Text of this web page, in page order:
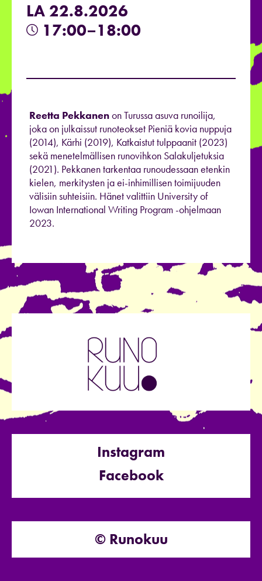
LA 22.8.2026
17:00–18:00
Reetta Pekkanenon Turussa asuva runoilija,
joka on julkaissut runoteokset Pieniä kovia nuppuja
(2014), Kärhi (2019), Katkaistut tulppaanit (2023)
sekä menetelmällisen runovihkon Salakuljetuksia
(2021). Pekkanen tarkentaa runoudessaan etenkin
kielen, merkitysten ja ei-inhimillisen toimijuuden
välisiin suhteisiin. Hänet valittiin University of
Iowan International Writing Program -ohjelmaan
2023.
Instagram
Facebook
© Runokuu